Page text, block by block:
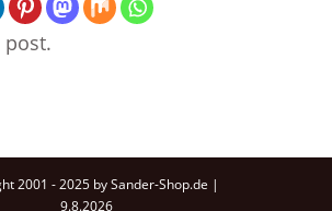
2001 - 2025 by Sander-Shop.de |
9.8.2026